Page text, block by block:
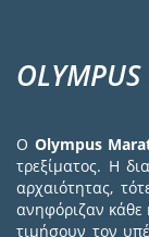
Ο Olympus
τρεξίματος. Η
αρχαιότητας,
ανηφόριζαν κάθε
τιμήσουν τον